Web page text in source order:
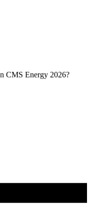
CMS Energy 2026?